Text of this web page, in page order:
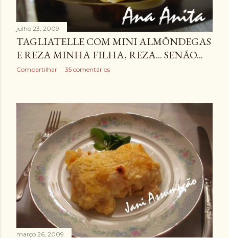
julho 23, 2009
TAGLIATELLE COM MINI ALMÔNDEGAS
E REZA MINHA FILHA, REZA... SENÃO...
Compartilhar 35 comentários
março 26, 2009